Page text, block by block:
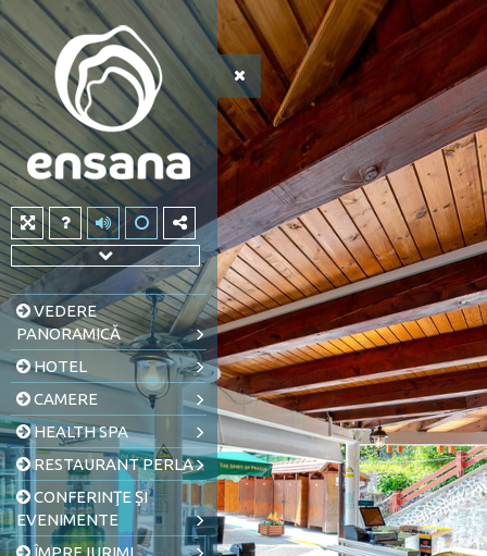
VEDERE
PANORAMICĂ
HOTEL
CAMERE
HEALTH SPA
RESTAURANT PERLA
CONFERINŢE ŞI
EVENIMENTE
ÎMPREJURIMI